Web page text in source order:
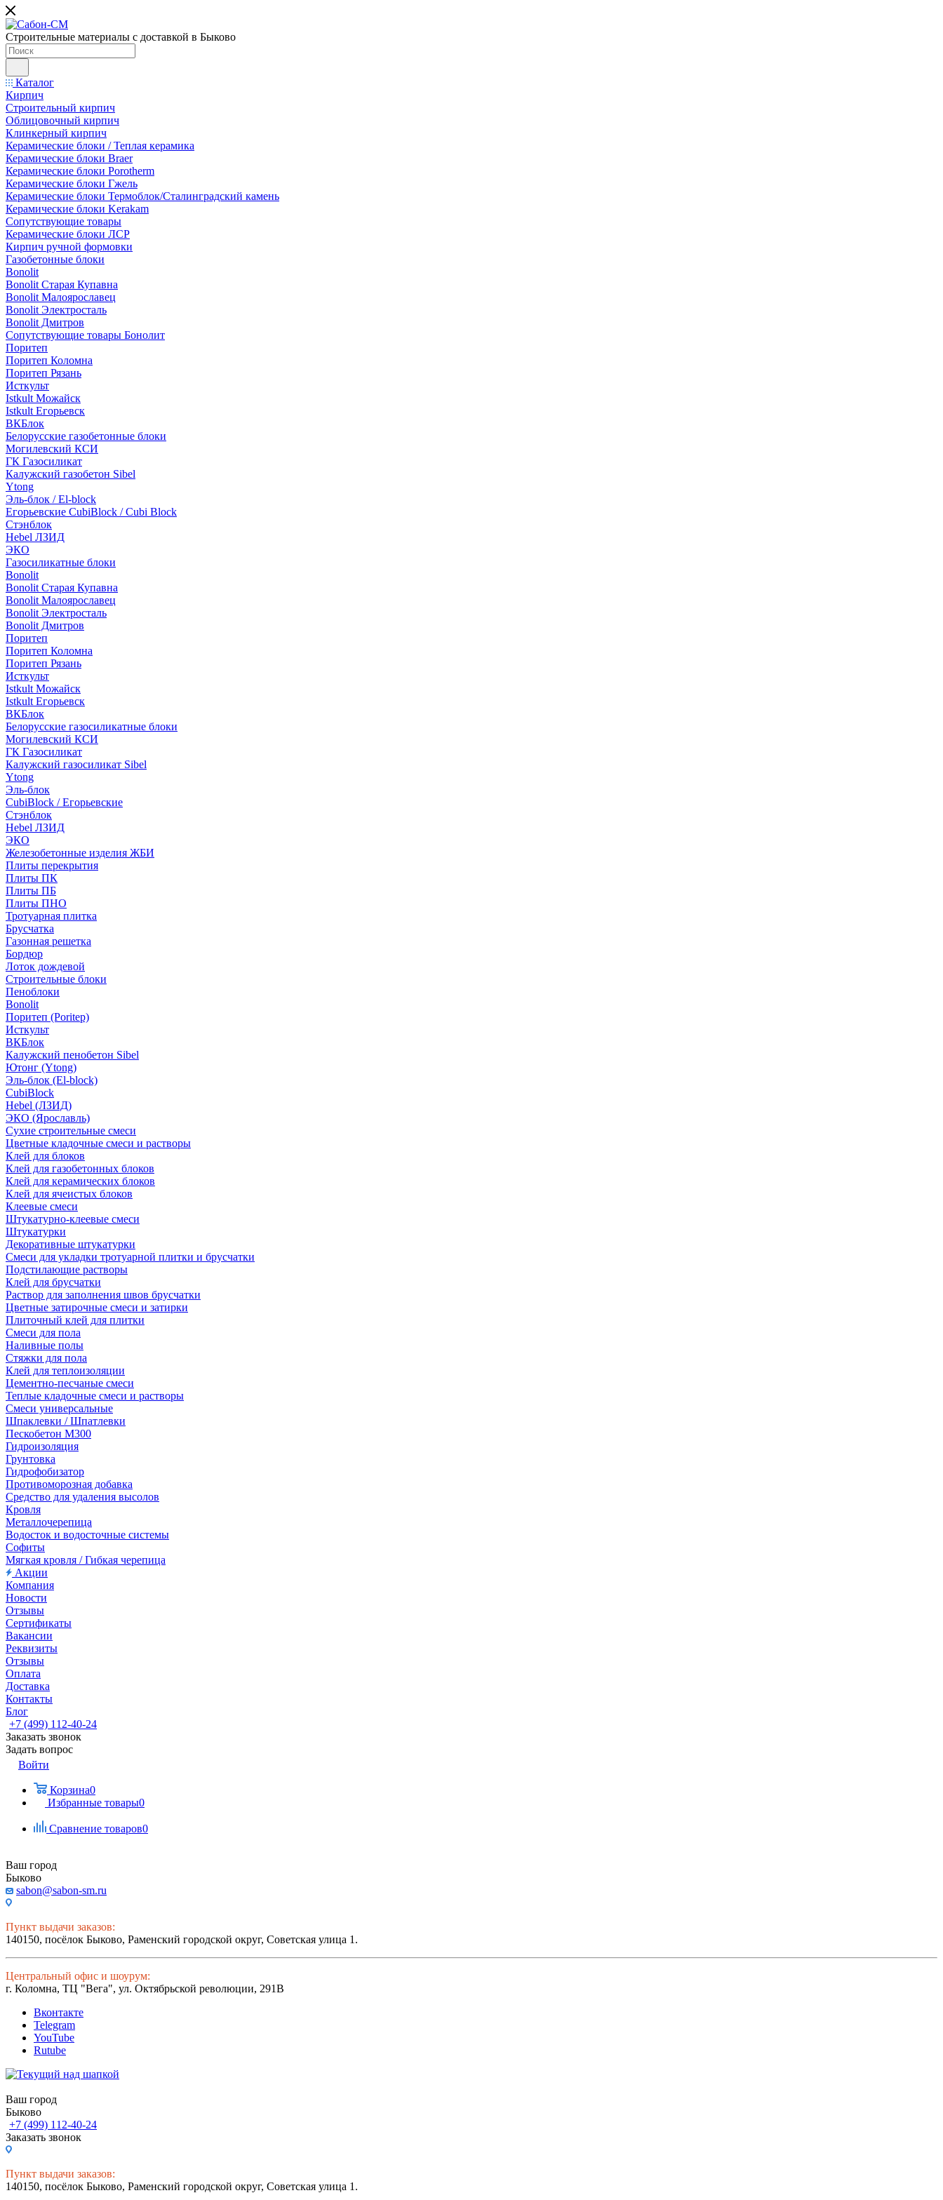
Строительные материалы с доставкой в Быково
Каталог
Кирпич
Строительный кирпич
Облицовочный кирпич
Клинкерный кирпич
Керамические блоки / Теплая керамика
Керамические блоки Braer
Керамические блоки Porotherm
Керамические блоки Гжель
Керамические блоки Термоблок/Сталинградский камень
Керамические блоки Kerakam
Сопутствующие товары
Керамические блоки ЛСР
Кирпич ручной формовки
Газобетонные блоки
Bonolit
Bonolit Старая Купавна
Bonolit Малоярославец
Bonolit Электросталь
Bonolit Дмитров
Сопутствующие товары Бонолит
Поритеп
Поритеп Коломна
Поритеп Рязань
Исткульт
Istkult Можайск
Istkult Егорьевск
ВКБлок
Белорусские газобетонные блоки
Могилевский КСИ
ГК Газосиликат
Калужский газобетон Sibel
Ytong
Эль-блок / El-block
Егорьевские CubiBlock / Cubi Block
Стэнблок
Hebel ЛЗИД
ЭКО
Газосиликатные блоки
Bonolit
Bonolit Старая Купавна
Bonolit Малоярославец
Bonolit Электросталь
Bonolit Дмитров
Поритеп
Поритеп Коломна
Поритеп Рязань
Исткульт
Istkult Можайск
Istkult Егорьевск
ВКБлок
Белорусские газосиликатные блоки
Могилевский КСИ
ГК Газосиликат
Калужский газосиликат Sibel
Ytong
Эль-блок
CubiBlock / Егорьевские
Стэнблок
Hebel ЛЗИД
ЭКО
Железобетонные изделия ЖБИ
Плиты перекрытия
Плиты ПК
Плиты ПБ
Плиты ПНО
Тротуарная плитка
Брусчатка
Газонная решетка
Бордюр
Лоток дождевой
Строительные блоки
Пеноблоки
Bonolit
Поритеп (Poritep)
Исткульт
ВКБлок
Калужский пенобетон Sibel
Ютонг (Ytong)
Эль-блок (El-block)
CubiBlock
Hebel (ЛЗИД)
ЭКО (Ярославль)
Сухие строительные смеси
Цветные кладочные смеси и растворы
Клей для блоков
Клей для газобетонных блоков
Клей для керамических блоков
Клей для ячеистых блоков
Клеевые смеси
Штукатурно-клеевые смеси
Штукатурки
Декоративные штукатурки
Смеси для укладки тротуарной плитки и брусчатки
Подстилающие растворы
Клей для брусчатки
Раствор для заполнения швов брусчатки
Цветные затирочные смеси и затирки
Плиточный клей для плитки
Смеси для пола
Наливные полы
Стяжки для пола
Клей для теплоизоляции
Цементно-песчаные смеси
Теплые кладочные смеси и растворы
Смеси универсальные
Шпаклевки / Шпатлевки
Пескобетон М300
Гидроизоляция
Грунтовка
Гидрофобизатор
Противоморозная добавка
Средство для удаления высолов
Кровля
Металлочерепица
Водосток и водосточные системы
Софиты
Мягкая кровля / Гибкая черепица
Акции
Компания
Новости
Отзывы
Сертификаты
Вакансии
Реквизиты
Отзывы
Оплата
Доставка
Контакты
Блог
+7 (499) 112-40-24
Заказать звонок
Задать вопрос
Войти
Корзина0
Избранные товары0
Сравнение товаров0
Ваш город
Быково
sabon@sabon-sm.ru
Пункт выдачи заказов:
140150, посёлок Быково, Раменский городской округ, Советская улица 1.
Центральный офис и шоурум:
г. Коломна, ТЦ "Вега", ул. Октябрьской революции, 291В
Вконтакте
Telegram
YouTube
Rutube
Ваш город
Быково
+7 (499) 112-40-24
Заказать звонок
Пункт выдачи заказов:
140150, посёлок Быково, Раменский городской округ, Советская улица 1.